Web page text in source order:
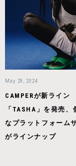
May 29, 2024
CAMPERが新ライン
「TASHA」を発売、
なプラットフォーム
がラインナップ